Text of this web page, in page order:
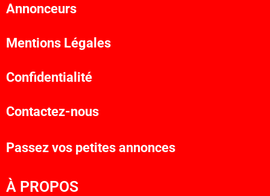
Annonceurs
Mentions Légales
Confidentialité
Contactez-nous
Passez vos petites annonces
À PROPOS